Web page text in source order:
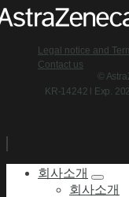
Legal notice and
Contact us
©
KR-14242 l Exp.
회사소개
회사소개